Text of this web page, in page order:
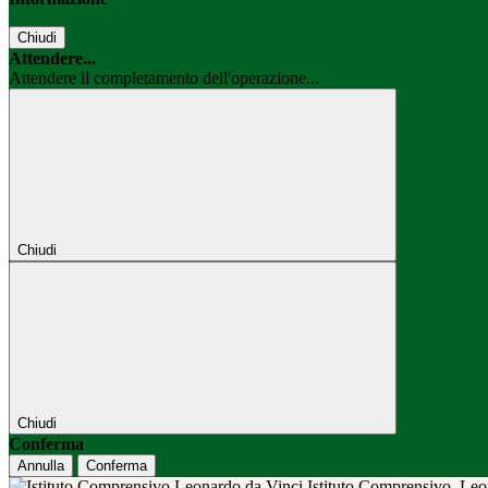
Chiudi
Attendere...
Attendere il completamento dell'operazione...
Chiudi
Chiudi
Conferma
Annulla Conferma